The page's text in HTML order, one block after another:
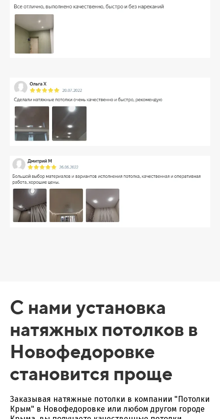
С нами установка
натяжных потолков в
Новофедоровке
становится проще
Заказывая натяжные потолки в компании "Потолки
Крым" в Новофедоровке или любом другом городе